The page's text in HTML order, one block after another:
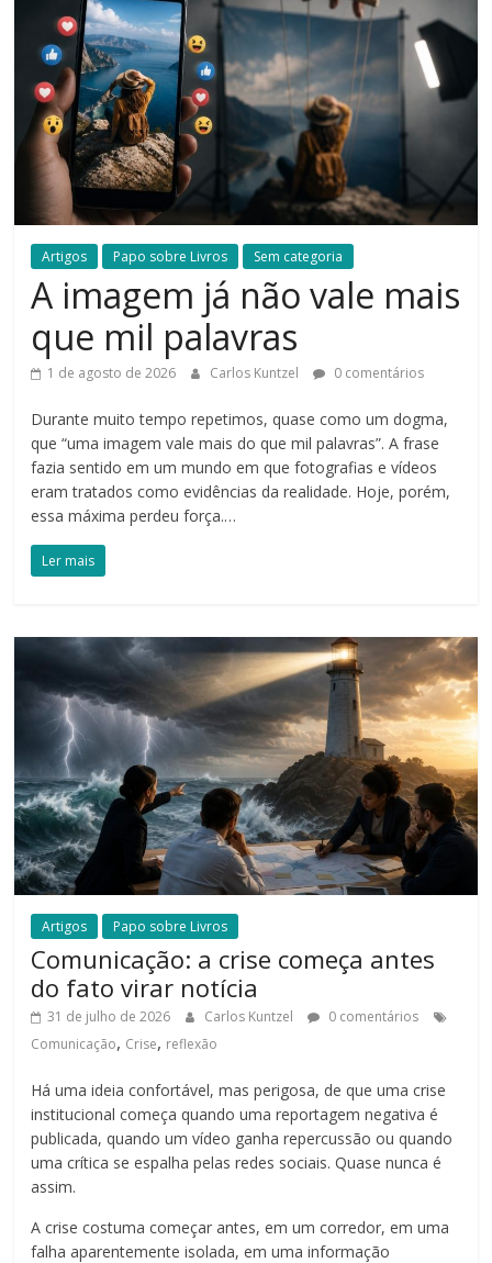
Artigos Papo sobre Livros Sem categoria
A imagem já não vale mais
que mil palavras
1 de agosto de 2026 Carlos Kuntzel 0 comentários
Durante muito tempo repetimos, quase como um dogma,
que “uma imagem vale mais do que mil palavras”. A frase
fazia sentido em um mundo em que fotografias e vídeos
eram tratados como evidências da realidade. Hoje, porém,
essa máxima perdeu força.…
Ler mais
Artigos Papo sobre Livros
Comunicação: a crise começa antes
do fato virar notícia
31 de julho de 2026 Carlos Kuntzel
0 comentários
Comunicação, Crise, reflexão
Há uma ideia confortável, mas perigosa, de que uma crise
institucional começa quando uma reportagem negativa é
publicada, quando um vídeo ganha repercussão ou quando
uma crítica se espalha pelas redes sociais. Quase nunca é
assim.
A crise costuma começar antes, em um corredor, em uma
falha aparentemente isolada, em uma informação